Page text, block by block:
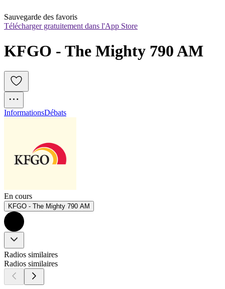
Sauvegarde des favoris
Télécharger gratuitement dans l'App Store
KFGO - The Mighty 790 AM
InformationsDébats
En cours
KFGO - The Mighty 790 AM
Radios similaires
Radios similaires